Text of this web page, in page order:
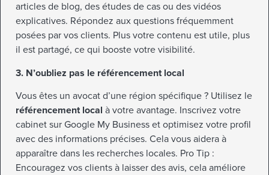
articles de blog, des études de cas ou des vidéos
explicatives. Répondez aux questions fréquemment
posées par vos clients. Plus votre contenu est utile, plus
il est partagé, ce qui booste votre visibilité.
3. N’oubliez pas le référencement local
Vous êtes un avocat d’une région spécifique ? Utilisez le
référencement local à votre avantage. Inscrivez votre
cabinet sur Google My Business et optimisez votre profil
avec des informations précises. Cela vous aidera à
apparaître dans les recherches locales. Pro Tip :
Encouragez vos clients à laisser des avis, cela améliore